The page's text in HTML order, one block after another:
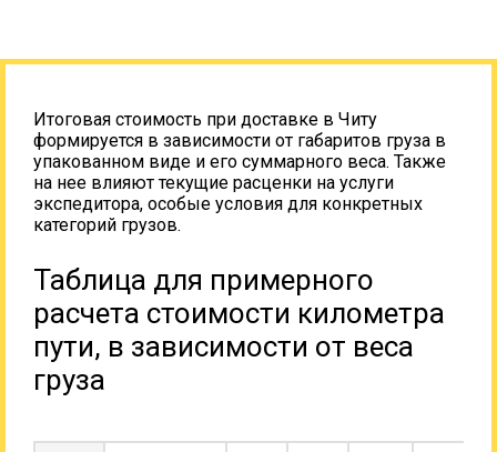
Итоговая стоимость при доставке в Читу
формируется в зависимости от габаритов груза в
упакованном виде и его суммарного веса. Также
на нее влияют текущие расценки на услуги
экспедитора, особые условия для конкретных
категорий грузов.
Таблица для примерного
расчета стоимости километра
пути, в зависимости от веса
груза